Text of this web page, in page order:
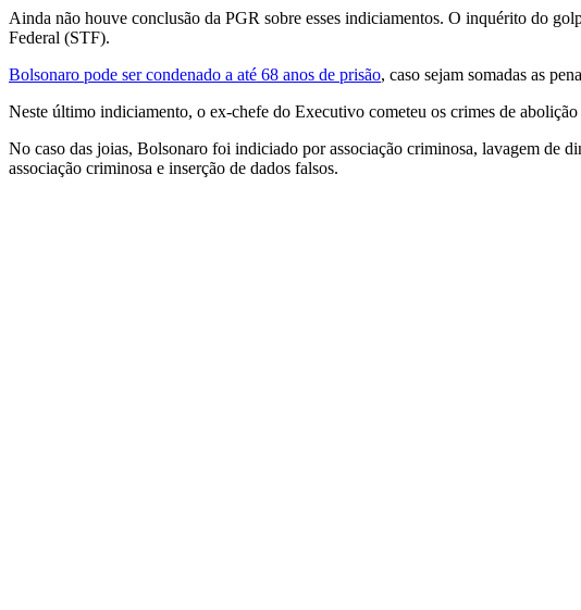
Ainda não houve conclusão da PGR sobre esses indiciamentos. O inquérito do
Federal (STF).
Bolsonaro pode ser condenado a até 68 anos de prisão, caso sejam somadas as
Neste último indiciamento, o ex-chefe do Executivo cometeu os crimes de
No caso das joias, Bolsonaro foi indiciado por associação criminosa, lavagem de
associação criminosa e inserção de dados falsos.